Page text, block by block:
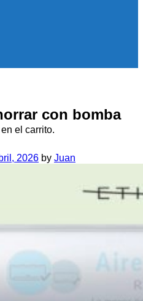
el carrito.
con bomba
2026 by Juan